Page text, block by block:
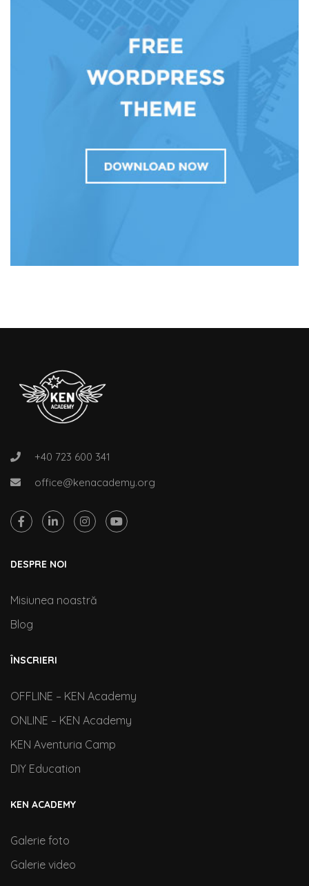
+40 723 600 341
office@kenacademy.org
DESPRE NOI
Misiunea noastră
Blog
ÎNSCRIERI
OFFLINE – KEN Academy
ONLINE – KEN Academy
KEN Aventuria Camp
DIY Education
KEN ACADEMY
Galerie foto
Galerie video